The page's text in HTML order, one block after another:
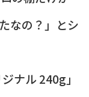
なの？」とシ
ナル 240g」